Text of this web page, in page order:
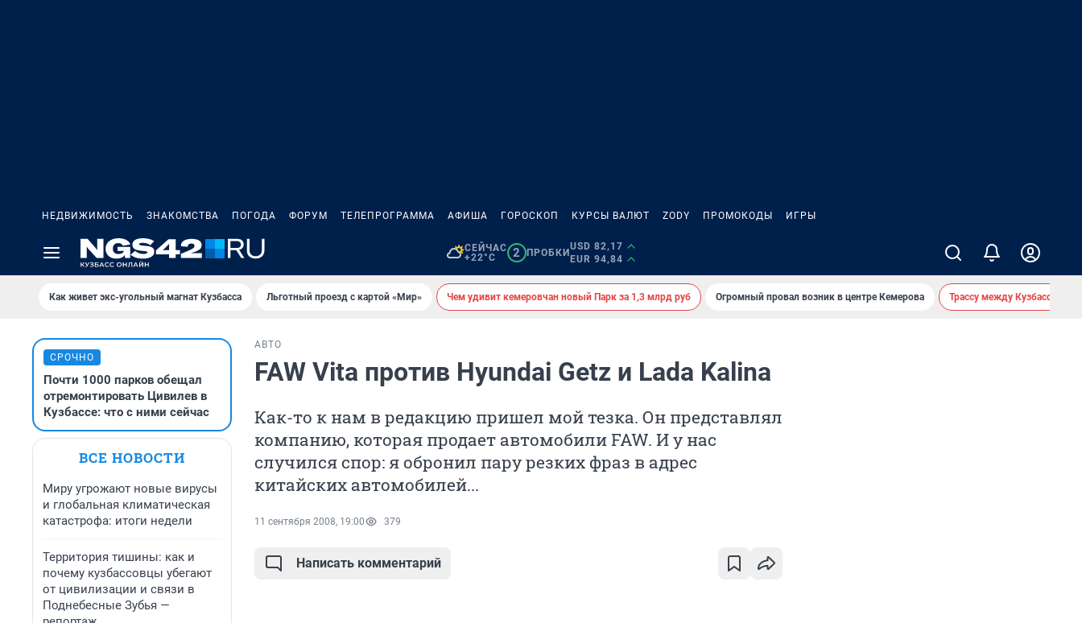
НЕДВИЖИМОСТЬ ЗНАКОМСТВА ПОГОДА ФОРУМ ТЕЛЕПРОГРАММА АФИША ГОРОСКОП КУРСЫ ВАЛЮТ ZODY ПРОМОКОДЫ ИГРЫ
СЕЙЧАС
+22°C
2 ПРОБКИ
USD 82,17
EUR 94,84
Как живет экс-угольный магнат Кузбасса Льготный проезд с картой «Мир» Чем удивит кемеровчан новый Парк за 1,3 млрд руб Огромный провал возник в центре Кемерова Трассу между Кузбассом и
СРОЧНО
Почти 1000 парков обещал
отремонтировать Цивилев в
Кузбассе: что с ними сейчас
ВСЕ НОВОСТИ
Миру угрожают новые вирусы
и глобальная климатическая
катастрофа: итоги недели
Территория тишины: как и
почему кузбассовцы убегают
от цивилизации и связи в
Поднебесные Зубья —
АВТО
FAW Vita против Hyundai Getz и Lada Kalina
Как-то к нам в редакцию пришел мой тезка. Он представлял
компанию, которая продает автомобили FAW. И у нас
случился спор: я обронил пару резких фраз в адрес
китайских автомобилей...
11 сентября 2008, 19:00 379
Написать комментарий